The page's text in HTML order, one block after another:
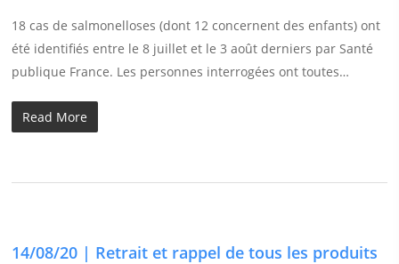
18 cas de salmonelloses (dont 12 concernent des enfants) ont
été identifiés entre le 8 juillet et le 3 août derniers par Santé
publique France. Les personnes interrogées ont toutes…
Read More
14/08/20 | Retrait et rappel de tous les produits